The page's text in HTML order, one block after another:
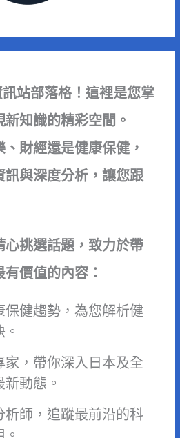
站部落格！這裡是您掌
知識的精彩空間。
財經還是健康保健，
訊與深度分析，讓您跟
心挑選話題，致力於帶
價值的內容：
保健趨勢，為您解析健
家，帶你深入日本及全
動態。
析師，追蹤最前沿的科